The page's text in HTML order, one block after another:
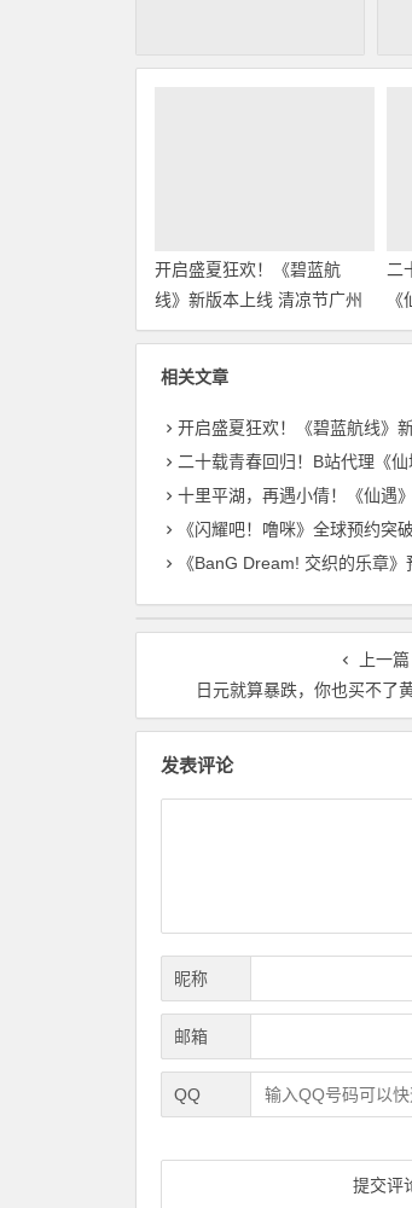
开启盛夏狂欢！《碧蓝航
线》新版本上线 清凉节广州
站今日启幕
二
8
相关文章
开启盛夏狂欢！《碧蓝航线》新版本上
二十载青春回归！B站代理《仙境传说3》7月21
十里平湖，再遇小倩！《仙遇》 X 电
《闪耀吧！噜咪》全球预约突破200万
《BanG Dream! 交织的乐章》预约正式
上一篇
日元就算暴跌，你也买不了
发表评论
昵称
邮箱
QQ